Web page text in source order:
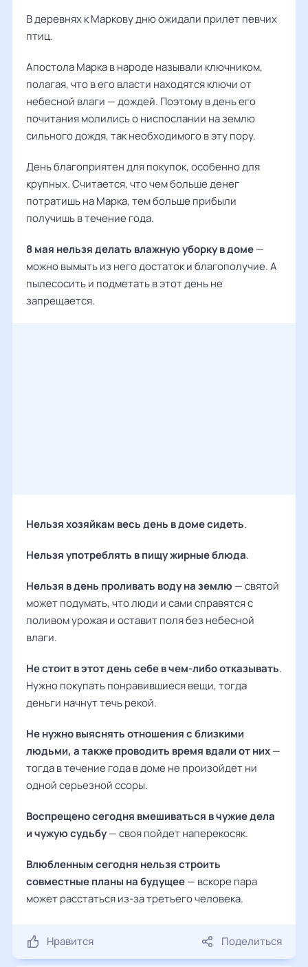
В деревнях к Маркову дню ожидали прилет певчих
птиц.
Апостола Марка в народе называли ключником,
полагая, что в его власти находятся ключи от
небесной влаги — дождей. Поэтому в день его
почитания молились о ниспослании на землю
сильного дождя, так необходимого в эту пору.
День благоприятен для покупок, особенно для
крупных. Считается, что чем больше денег
потратишь на Марка, тем больше прибыли
получишь в течение года.
8 мая нельзя делать влажную уборку в доме—
можно вымыть из него достаток и благополучие. А
пылесосить и подметать в этот день не
запрещается.
Нельзя хозяйкам весь день в доме сидеть.
Нельзя употреблять в пищу жирные блюда.
Нельзя в день проливать воду на землю— святой
может подумать, что люди и сами справятся с
поливом урожая и оставит поля без небесной
влаги.
Не стоит в этот день себе в чем-либо отказывать.
Нужно покупать понравившиеся вещи, тогда
деньги начнут течь рекой.
Не нужно выяснять отношения с близкими
людьми, а также проводить время вдали от них—
тогда в течение года в доме не произойдет ни
одной серьезной ссоры.
Воспрещено сегодня вмешиваться в чужие дела
и чужую судьбу— своя пойдет наперекосяк.
Влюбленным сегодня нельзя строить
совместные планы на будущее— вскоре пара
может расстаться из-за третьего человека.
Нравится Поделиться